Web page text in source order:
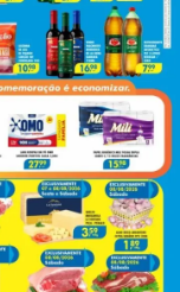
991545950